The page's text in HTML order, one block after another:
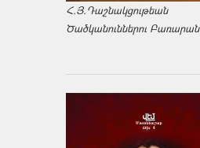
Հ.Յ.Դաշնակցութեան
Ծածկանուններու Բառարան